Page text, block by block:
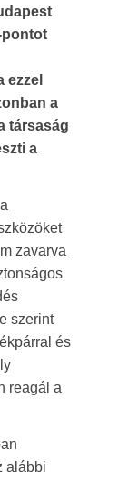
pontot
ezzel
a
társaság
a
zavarva
szerint
és
reagál a
alábbi